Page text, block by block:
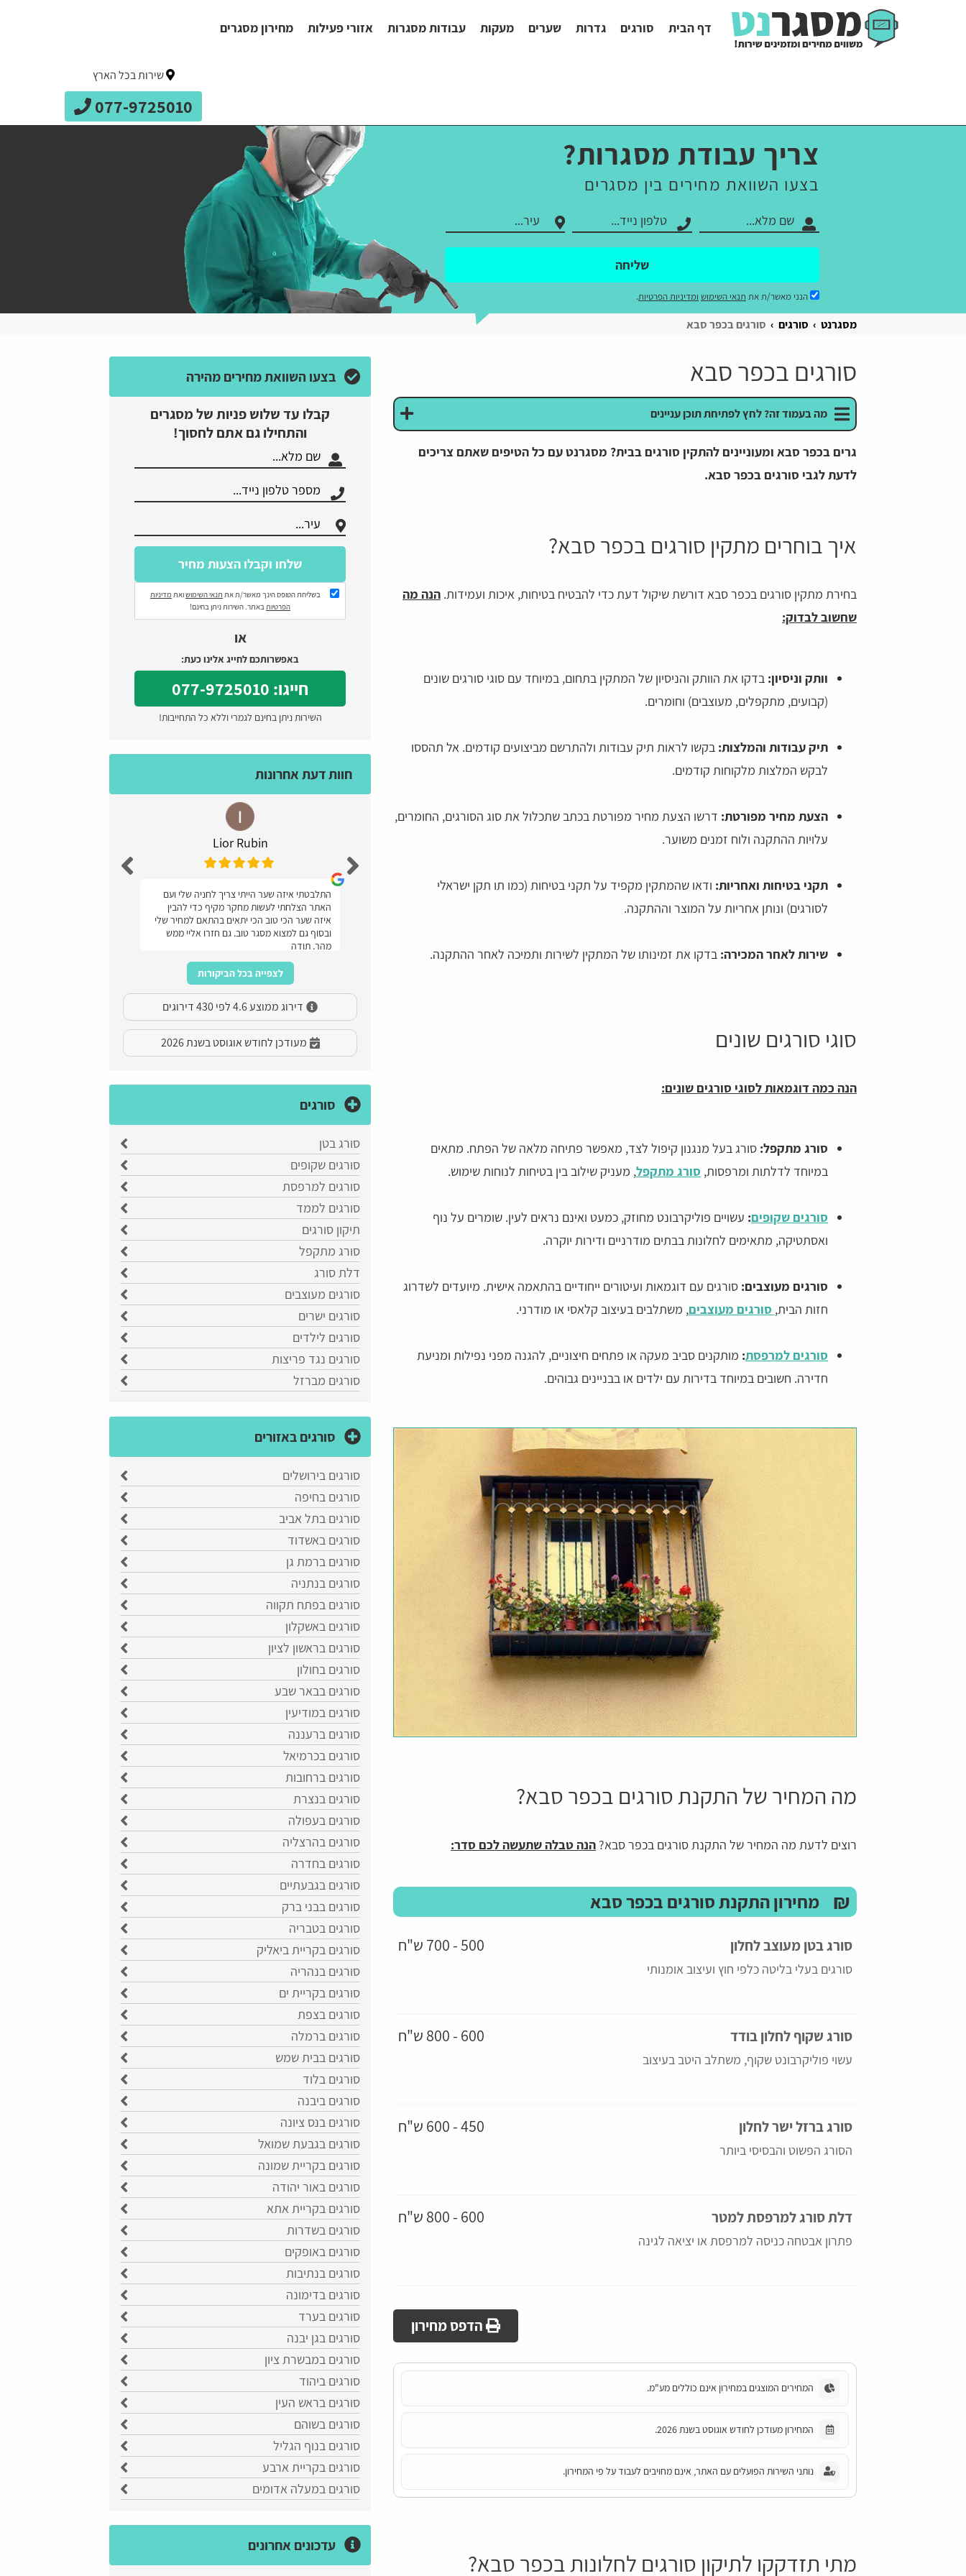
דף הבית סורגים גדרות שערים מעקות עבודות מסגרות אזורי פעילות מחירון מסגרים
שירות בכל הארץ
077-9725010
צריך עבודת מסגרות?
בצעו השוואת מחירים בין מסגרים
שליחה
הנני מאשר/ת את תנאי השימוש ומדיניות הפרטיות.
מסגרנט סורגים סורגים בכפר סבא
סורגים בכפר סבא
מה בעמוד זה? לחץ לפתיחת תוכן עניינים
גרים בכפר סבא ומעוניינים להתקין סורגים בבית? מסגרנט עם כל הטיפים שאתם צריכים
לדעת לגבי סורגים בכפר סבא.
איך בוחרים מתקין סורגים בכפר סבא?
בחירת מתקין סורגים בכפר סבא דורשת שיקול דעת כדי להבטיח בטיחות, איכות ועמידות. הנה מה
שחשוב לבדוק:
וותק וניסיון: בדקו את הוותק והניסיון של המתקין בתחום, במיוחד עם סוגי סורגים שונים
(קבועים, מתקפלים, מעוצבים) וחומרים.
תיק עבודות והמלצות: בקשו לראות תיק עבודות ולהתרשם מביצועים קודמים. אל תהססו
לבקש המלצות מלקוחות קודמים.
הצעת מחיר מפורטת: דרשו הצעת מחיר מפורטת בכתב שתכלול את סוג הסורגים, החומרים,
עלויות ההתקנה ולוח זמנים משוער.
תקני בטיחות ואחריות: ודאו שהמתקין מקפיד על תקני בטיחות (כמו תו תקן ישראלי
לסורגים) ונותן אחריות על המוצר וההתקנה.
שירות לאחר המכירה: בדקו את זמינותו של המתקין לשירות ותמיכה לאחר ההתקנה.
סוגי סורגים שונים
הנה כמה דוגמאות לסוגי סורגים שונים:
סורג מתקפל: סורג בעל מנגנון קיפול לצד, מאפשר פתיחה מלאה של הפתח. מתאים
במיוחד לדלתות ומרפסות, סורג מתקפל, מעניק שילוב בין בטיחות לנוחות שימוש.
סורגים שקופים: עשויים פוליקרבונט מחוזק, כמעט ואינם נראים לעין. שומרים על נוף
ואסתטיקה, מתאימים לחלונות בבתים מודרניים ודירות יוקרה.
סורגים מעוצבים: סורגים עם דוגמאות ועיטורים ייחודיים בהתאמה אישית. מיועדים לשדרוג
חזות הבית, סורגים מעוצבים, משתלבים בעיצוב קלאסי או מודרני.
סורגים למרפסת: מותקנים סביב מעקה או פתחים חיצוניים, להגנה מפני נפילות ומניעת
חדירה. חשובים במיוחד בדירות עם ילדים או בבניינים גבוהים.
מה המחיר של התקנת סורגים בכפר סבא?
רוצים לדעת מה המחיר של התקנת סורגים בכפר סבא? הנה טבלה שתעשה לכם סדר:
₪ מחירון התקנת סורגים בכפר סבא
סורג בטן מעוצב לחלון
סורגים בעלי בליטה כלפי חוץ ועיצוב אומנותי
500 - 700 ש"ח
סורג שקוף לחלון בודד
עשוי פוליקרבונט שקוף, משתלב היטב בעיצוב
600 - 800 ש"ח
סורג ברזל ישר לחלון
הסורג הפשוט והבסיסי ביותר
450 - 600 ש"ח
דלת סורג למרפסת למטר
פתרון אבטחה כניסה למרפסת או יציאה לגינה
600 - 800 ש"ח
הדפס מחירון
המחירים המוצגים במחירון אינם כוללים מע"מ.
המחירון מעודכן לחודש אוגוסט בשנת 2026.
נותני השירות הפועלים עם האתר, אינם מחויבים לעבוד על פי המחירון.
מתי תזדקקו לתיקון סורגים לחלונות בכפר סבא?
בצעו השוואת מחירים מהירה
קבלו עד שלוש פניות של מסגרים
והתחילו גם אתם לחסוך!
בשליחת הטופס הינך מאשר/ת את תנאי השימושואת מדיניות
הפרטיותבאתר. השירות ניתן בחינם!
או
באפשרותכם לחייג אלינו כעת:
חייגו: 077-9725010
השירות ניתן בחינם לגמרי וללא כל התחייבות!
חוות דעת אחרונות
Lior Rubin
התלבטתי איזה שער הייתי צריך לחניה שלי ועם
האתר הצלחתי לעשות מחקר מקיף כדי להבין
איזה שער הכי טוב הכי יתאים בהתאם למחיר שלי
ובסוף גם למצוא מסגר טוב. גם חזרו אליי ממש
מהר. תודה
אחלה אתר מענה מהיר ועזרו לי מאוד ממליצה
צליל יחזקאל
נעזרתי בשירות לפני כמה ימים המוקדניות היו
שירותיות ונחמדות ועזרו לי במציאת הדבר שרציתי
לצפייה בכל הביקורות
דירוג ממוצע 4.6 לפי 430 דירוגים
מעודכן לחודש אוגוסט בשנת 2026
סורגים
סורג בטן
סורגים שקופים
סורגים למרפסת
סורגים לממד
תיקון סורגים
סורג מתקפל
דלת סורג
סורגים מעוצבים
סורגים ישרים
סורגים לילדים
סורגים נגד פריצות
סורגים מברזל
סורגים באזורים
סורגים בירושלים
סורגים בחיפה
סורגים בתל אביב
סורגים באשדוד
סורגים ברמת גן
סורגים בנתניה
סורגים בפתח תקווה
סורגים באשקלון
סורגים בראשון לציון
סורגים בחולון
סורגים בבאר שבע
סורגים במודיעין
סורגים ברעננה
סורגים בכרמיאל
סורגים ברחובות
סורגים בנצרת
סורגים בעפולה
סורגים בהרצליה
סורגים בחדרה
סורגים בגבעתיים
סורגים בבני ברק
סורגים בטבריה
סורגים בקריית ביאליק
סורגים בנהריה
סורגים בקריית ים
סורגים בצפת
סורגים ברמלה
סורגים בבית שמש
סורגים בלוד
סורגים ביבנה
סורגים בנס ציונה
סורגים בגבעת שמואל
סורגים בקריית שמונה
סורגים באור יהודה
סורגים בקריית אתא
סורגים בשדרות
סורגים באופקים
סורגים בנתיבות
סורגים בדימונה
סורגים בערד
סורגים בגן יבנה
סורגים במבשרת ציון
סורגים ביהוד
סורגים בראש העין
סורגים בשוהם
סורגים בנוף הגליל
סורגים בקריית ארבע
סורגים במעלה אדומים
עדכונים אחרונים